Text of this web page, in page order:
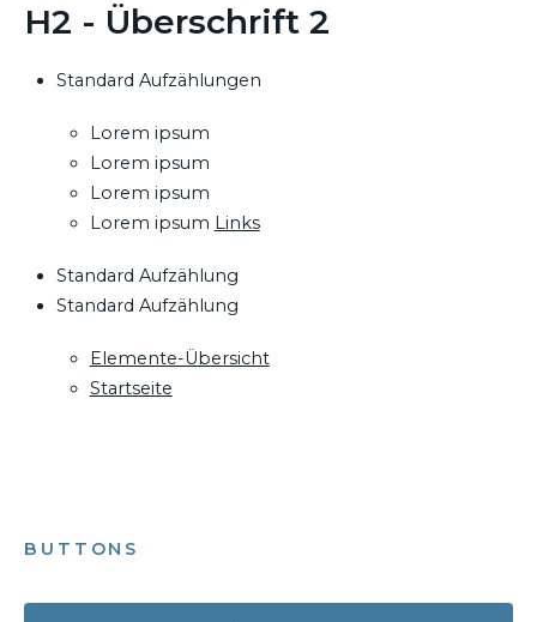
H2 - Überschrift 2
Standard Aufzählungen
Lorem ipsum
Lorem ipsum
Lorem ipsum
Lorem ipsum Links
Standard Aufzählung
Standard Aufzählung
Elemente-Übersicht
Startseite
BUTTONS